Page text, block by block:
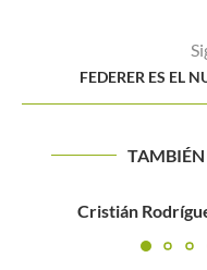
FEDERER ES EL
TAMBIÉN